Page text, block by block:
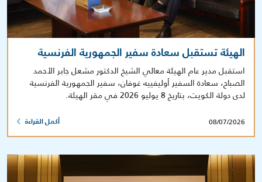
الهيئة تستقبل سعادة سفير الجمهورية الفرنسية
استقبل مدير عام الهيئة معالي الشيخ الدكتور مشعل جابر الأحمد
الصباح، سعادة السفير أوليفييه غوفان، سفير الجمهورية الفرنسية
لدى دولة الكويت، بتاريخ 8 يوليو 2026 في مقر الهيئة.
08/07/2026 أكمل القراءة